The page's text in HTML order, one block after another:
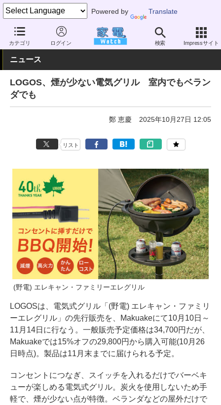
Powered by Translate
カテゴリ ログイン 検索 Impressサイト
家電 Watch その他・家電 アウトドア キャンプ
ニュース
LOGOS、煙が少ない電気グリル 室内でもベラン
ダでも
鄭 恵慶 2025年10月27日 12:05
リスト
(野電) エレキャン・ファミリーエレグリル
LOGOSは、電気式グリル「(野電) エレキャン・ファミリ
ーエレグリル」の先行販売を、Makuakeにて10月10日～
11月14日に行なう。一般販売予定価格は34,700円だが、
Makuakeでは15%オフの29,800円から購入可能(10月26
日時点)。製品は11月末までに届けられる予定。
コンセントにつなぎ、スイッチを入れるだけでバーベキ
ューが楽しめる電気式グリル。炭火を使用しないため手
軽で、煙が少ない点が特徴。ベランダなどの屋外だけで